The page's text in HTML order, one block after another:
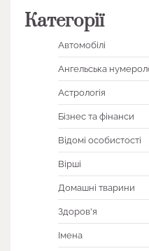
Категорії
Автомобілі
Ангельська
Астрологія
Бізнес та фінанси
Відомі особистості
Вірші
Домашні тварини
Здоров'я
Імена